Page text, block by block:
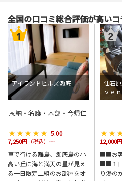
全国の口コミ総合評価が高い
アイランドヒルズ瀬底
恩納・名護・本部・今帰仁
★★★★★
★★★★★ 5.00
7,250円（税込）～
車で行ける離島、瀬底島の小
高い丘に海と満天の星が見え
る一日限定二組のお部屋をオ
仙石
ｖｅ
12,000
■■お客
■■１
り湯の